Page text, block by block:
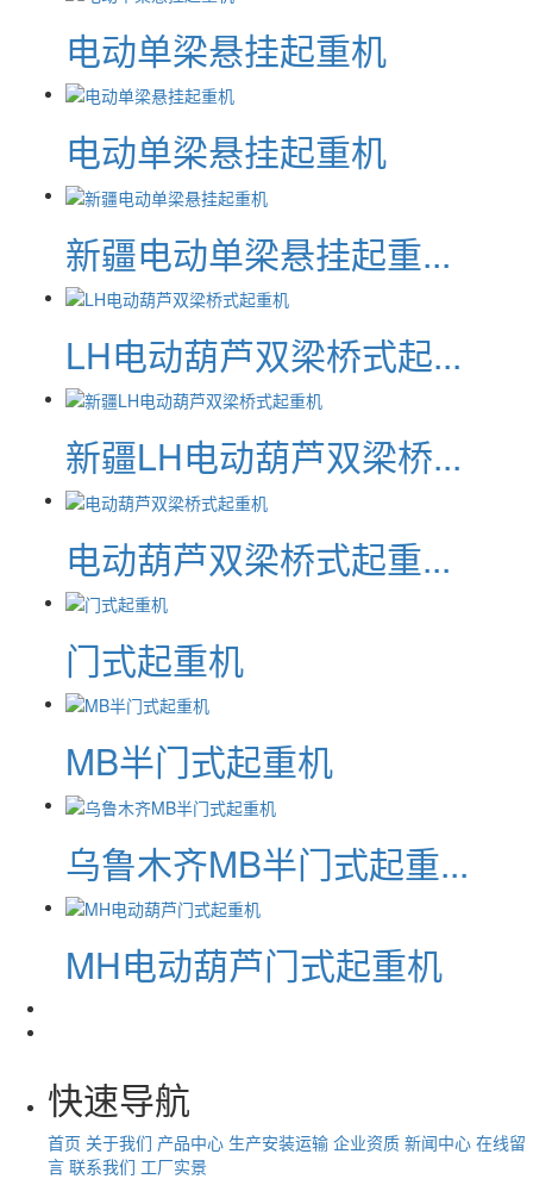
电动单梁悬挂起重机
电动单梁悬挂起重机
新疆电动单梁悬挂起重...
LH电动葫芦双梁桥式起...
新疆LH电动葫芦双梁桥...
电动葫芦双梁桥式起重...
门式起重机
MB半门式起重机
乌鲁木齐MB半门式起重...
MH电动葫芦门式起重机
快速导航
首页 关于我们 产品中心 生产安装运输 企业资质 新闻中心 在线留
言 联系我们 工厂实景